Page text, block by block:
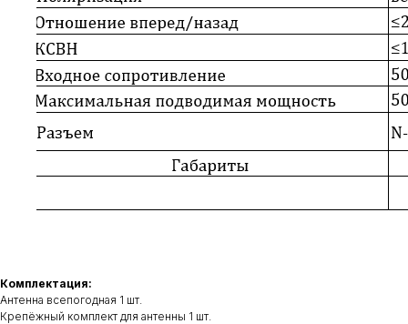
Комплектация:
Антенна всепогодная 1 шт.
Крепёжный комплект для антенны 1 шт.